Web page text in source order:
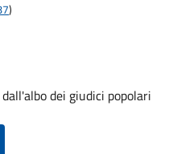
)
dei giudici popolari